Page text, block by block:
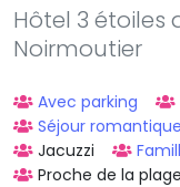
Hôtel 3 étoiles
Noirmoutier
Avec parking
Séjour romantique
Jacuzzi
Proche de la plage